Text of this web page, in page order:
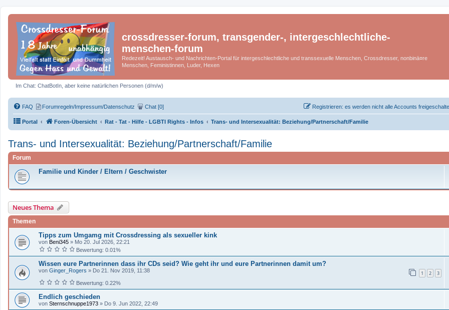
crossdresser-forum, transgender-, intergeschlechtliche-
menschen-forum
Redezeit! Austausch- und Nachrichten-Portal für intergeschlechtliche und transsexuelle Menschen, Crossdresser, nonbinä¤re
Menschen, Feministinnen, Luder, Hexen
Im Chat: ChatBotIn, aber keine natürlichen Personen (d/m/w)
FAQ Forumregeln/Impressum/Datenschutz Chat [0] Registrieren: es werden nicht alle Accounts
Portal Foren-Übersicht Rat - Tat - Hilfe - LGBTI Rights - Infos Trans- und Intersexualität: Beziehung/Partnerschaft/Familie
Trans- und Intersexualität: Beziehung/Partnerschaft/Familie
Forum
Familie und Kinder / Eltern / Geschwister
Neues Thema
Themen
Tipps zum Umgamg mit Crossdressing als sexueller kink
von Beni345 » Mo 20. Jul 2026, 22:21
Bewertung: 0.01%
Wissen eure Partnerinnen dass ihr CDs seid? Wie geht ihr und eure Partnerinnen damit um?
von Ginger_Rogers » Do 21. Nov 2019, 11:38 1 2 3
Bewertung: 0.22%
Endlich geschieden
von Sternschnuppe1973 » Do 9. Jun 2022, 22:49